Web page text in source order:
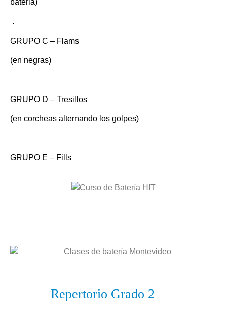
bateria)
.
GRUPO C – Flams
(en negras)
GRUPO D – Tresillos
(en corcheas alternando los golpes)
GRUPO E – Fills
Repertorio Grado 2